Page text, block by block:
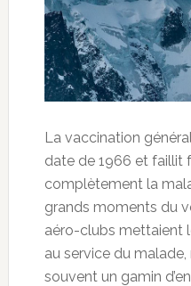
La vaccination
date de 1966 et faillit
complètement la
grands moments du
aéro-clubs mettaient
au service du
souvent un gamin